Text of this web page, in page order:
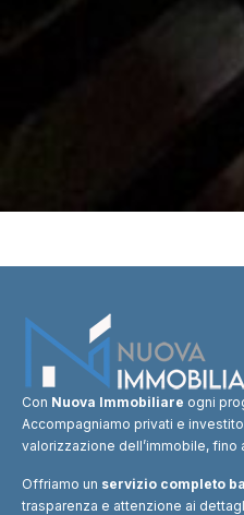
Con Nuova Immobiliare ogni
Accompagniamo privati e
valorizzazione dell’immobile, fino
Offriamo un servizio completo
trasparenza e attenzione ai